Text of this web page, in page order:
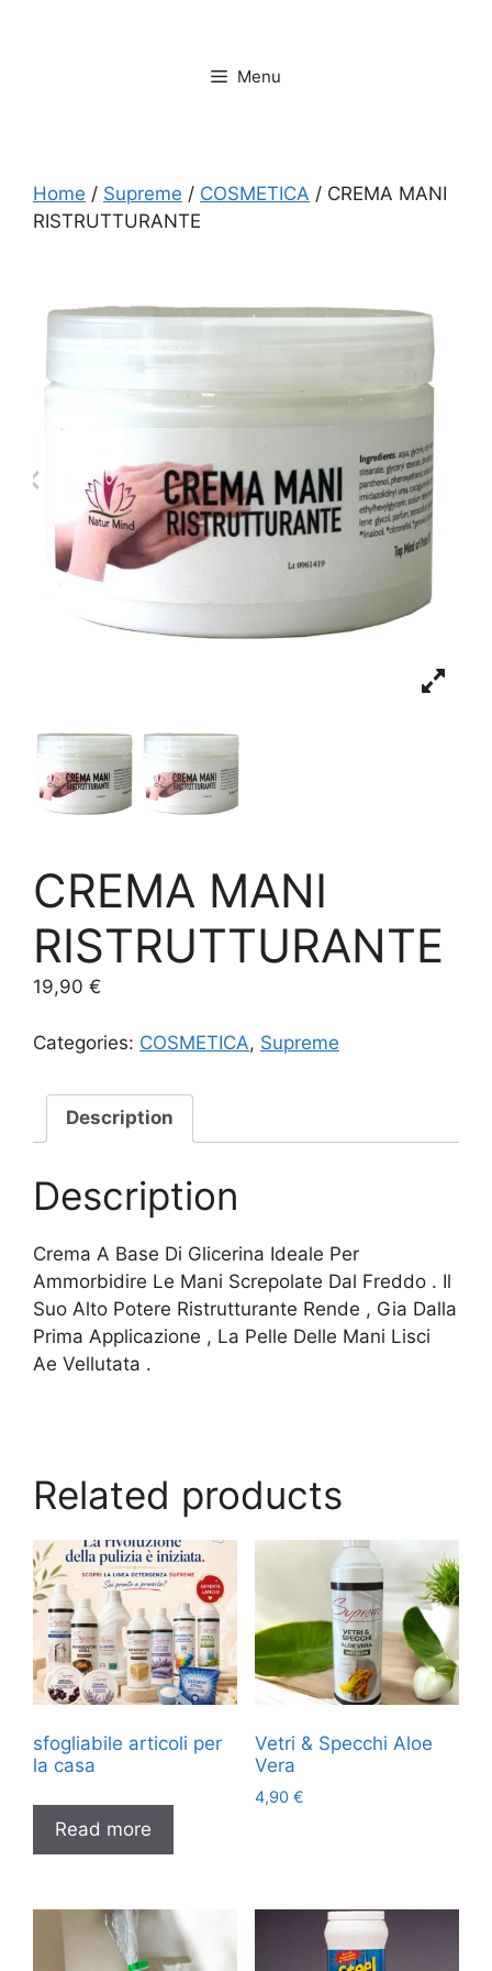
Menu
Home / Supreme / COSMETICA / CREMA MANI
RISTRUTTURANTE
CREMA MANI
RISTRUTTURANTE
19,90 €
Categories: COSMETICA, Supreme
Description
Description
Crema A Base Di Glicerina Ideale Per
Ammorbidire Le Mani Screpolate Dal Freddo . Il
Suo Alto Potere Ristrutturante Rende , Gia Dalla
Prima Applicazione , La Pelle Delle Mani Lisci
Ae Vellutata .
Related products
sfogliabile articoli per
la casa
Read more
Vetri & Specchi Aloe
Vera
4,90 €